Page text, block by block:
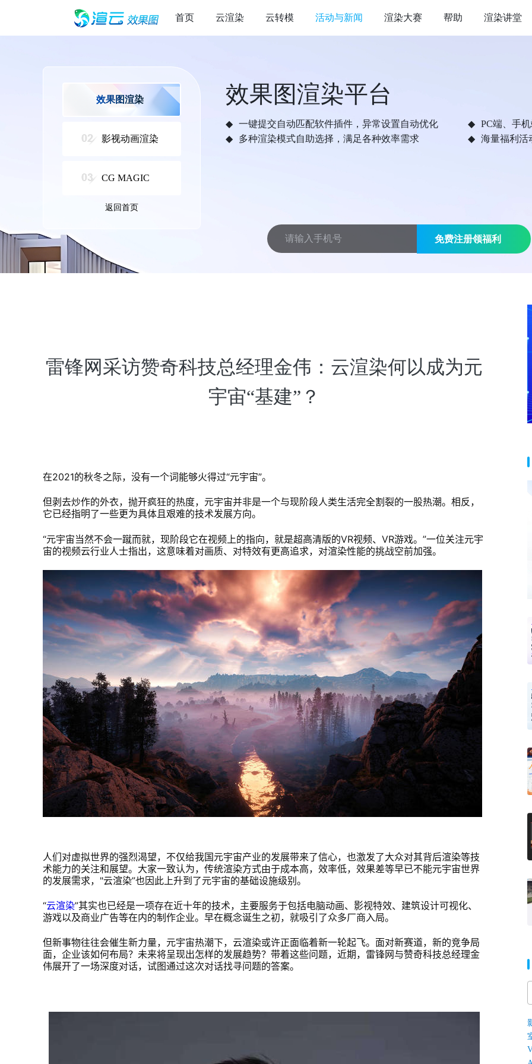
首页 云渲染 云转模 活动与新闻 渲染大赛 帮助 渲染讲堂
效果图渲染
影视动画渲染
CG MAGIC
返回首页
效果图渲染平台
一键提交自动匹配软件插件，异常设置自动优化
PC端、手
多种渲染模式自助选择，满足各种效率需求
海量福利活
免费注册领福利
雷锋网采访赞奇科技总经理金伟：云渲染何以成为元
宇宙“基建”？
在2021的秋冬之际，没有一个词能够火得过“元宇宙”。
但剥去炒作的外衣，抛开疯狂的热度，元宇宙并非是一个与现阶段人类生活完全割裂的一股热潮。相反，
它已经指明了一些更为具体且艰难的技术发展方向。
“元宇宙当然不会一蹴而就，现阶段它在视频上的指向，就是超高清版的VR视频、VR游戏。”一位关注元宇
宙的视频云行业人士指出，这意味着对画质、对特效有更高追求，对渲染性能的挑战空前加强。
人们对虚拟世界的强烈渴望，不仅给我国元宇宙产业的发展带来了信心，也激发了大众对其背后渲染等技
术能力的关注和展望。大家一致认为，传统渲染方式由于成本高，效率低，效果差等早已不能元宇宙世界
的发展需求，"云渲染”也因此上升到了元宇宙的基础设施级别。
“云渲染”其实也已经是一项存在近十年的技术，主要服务于包括电脑动画、影视特效、建筑设计可视化、
游戏以及商业广告等在内的制作企业。早在概念诞生之初，就吸引了众多厂商入局。
但新事物往往会催生新力量，元宇宙热潮下，云渲染或许正面临着新一轮起飞。面对新赛道，新的竞争局
面，企业该如何布局？未来将呈现出怎样的发展趋势？带着这些问题，近期，雷锋网与赞奇科技总经理金
伟展开了一场深度对话，试图通过这次对话找寻问题的答案。